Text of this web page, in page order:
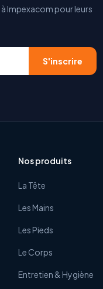
Impexacom pour leurs
S'inscrire
Nos produits
La Tête
Les Mains
Les Pieds
Le Corps
Entretien & Hygiène